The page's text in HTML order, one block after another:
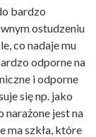
bardzo
ostudzeniu
co nadaje mu
odporne na
i odporne
się np. jako
narażone jest na
ma szkła, które